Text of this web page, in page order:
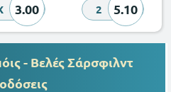
3.00 2 5.10
- Βελές Σάρσφιλντ